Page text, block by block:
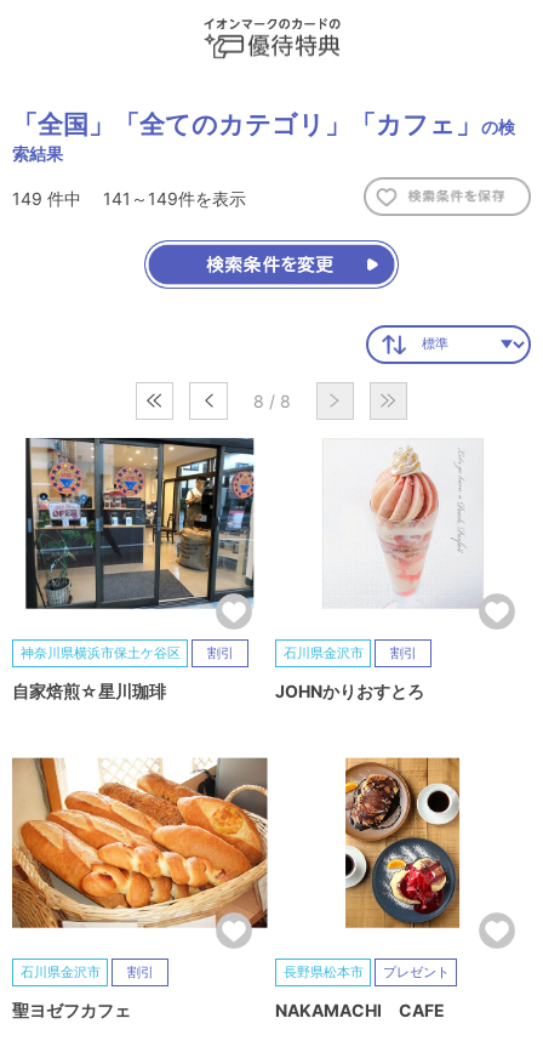
「全国」 「全てのカテゴリ」 「カフェ」
の検
索結果
149 件中 141～149件を表示
8 / 8
神奈川県横浜市保土ケ谷区 割引
自家焙煎☆星川珈琲
石川県金沢市 割引
JOHNかりおすとろ
石川県金沢市 割引
聖ヨゼフカフェ
長野県松本市 プレゼント
NAKAMACHI CAFE